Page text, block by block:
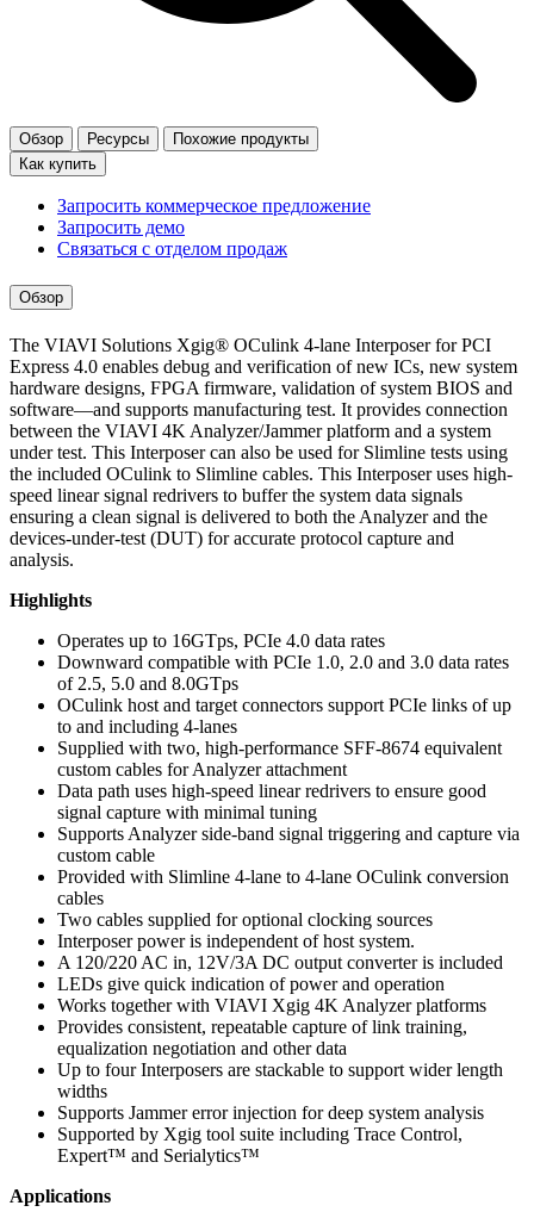
Обзор Ресурсы
Похожие продукты
Как купить
Запросить коммерческое предложение
Запросить демо
Связаться с отделом продаж
Обзор
The VIAVI Solutions Xgig® OCulink 4-lane Interposer for PCI
Express 4.0 enables debug and verification of new ICs, new system
hardware designs, FPGA firmware, validation of system BIOS and
software—and supports manufacturing test. It provides connection
between the VIAVI 4K Analyzer/Jammer platform and a system
under test. This Interposer can also be used for Slimline tests using
the included OCulink to Slimline cables. This Interposer uses high-
speed linear signal redrivers to buffer the system data signals
ensuring a clean signal is delivered to both the Analyzer and the
devices-under-test (DUT) for accurate protocol capture and
analysis.
Highlights
Operates up to 16GTps, PCIe 4.0 data rates
Downward compatible with PCIe 1.0, 2.0 and 3.0 data rates
of 2.5, 5.0 and 8.0GTps
OCulink host and target connectors support PCIe links of up
to and including 4-lanes
Supplied with two, high-performance SFF-8674 equivalent
custom cables for Analyzer attachment
Data path uses high-speed linear redrivers to ensure good
signal capture with minimal tuning
Supports Analyzer side-band signal triggering and capture via
custom cable
Provided with Slimline 4-lane to 4-lane OCulink conversion
cables
Two cables supplied for optional clocking sources
Interposer power is independent of host system.
A 120/220 AC in, 12V/3A DC output converter is included
LEDs give quick indication of power and operation
Works together with VIAVI Xgig 4K Analyzer platforms
Provides consistent, repeatable capture of link training,
equalization negotiation and other data
Up to four Interposers are stackable to support wider length
widths
Supports Jammer error injection for deep system analysis
Supported by Xgig tool suite including Trace Control,
Expert™ and Serialytics™
Applications